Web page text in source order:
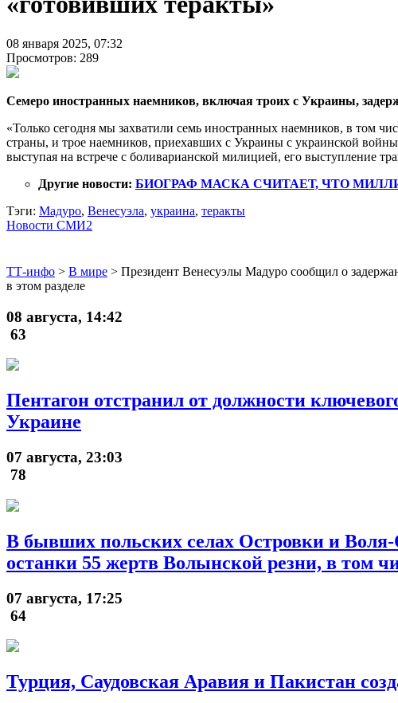
08 января 2025, 07:32
Просмотров: 289
Семеро иностранных наемников, включая троих с Украины,
«Только сегодня мы захватили семь иностранных наемников, в том
страны, и трое наемников, приехавших с Украины с украинской
выступая на встрече с боливарианской милицией, его выступление
Другие новости: БИОГРАФ МАСКА СЧИТАЕТ, ЧТО
Тэги: Мадуро, Венесуэла, украина, теракты
Новости СМИ2
ТТ-инфо > В мире > Президент Венесуэлы Мадуро сообщил о
в этом разделе
08 августа, 14:42
63
Пентагон отстранил от должности
Украине
07 августа, 23:03
78
В бывших польских селах Островки и
останки 55 жертв Волынской резни, в том
07 августа, 17:25
64
Турция, Саудовская Аравия и Пакистан